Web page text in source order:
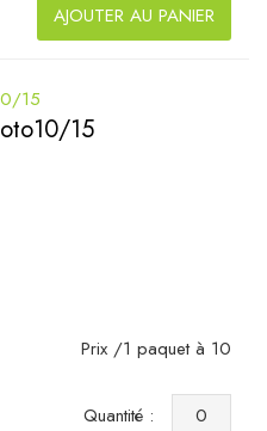
AJOUTER AU PANIER
15
Prix /1 paquet à 10
Quantité :